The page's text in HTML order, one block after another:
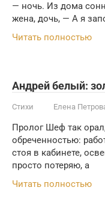
— ночь. Из дома
жена, дочь, — А я
Читать полностью
Андрей белый:
Стихи Елена
Пролог Шеф так
обреченностью:
стоя в кабинете,
просто потеряю, а
Читать полностью